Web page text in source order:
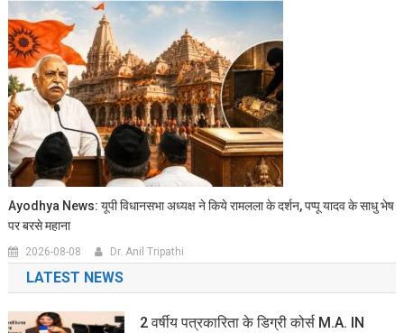
Ayodhya News: यूपी विधानसभा अध्यक्ष ने किये रामलला के दर्शन, पप्पू यादव के साधु भेष
पर बरसे महाना
2026-08-08 Dr. Anil Tripathi
LATEST NEWS
2 वर्षीय पत्रकारिता के डिग्री कोर्स M.A. IN